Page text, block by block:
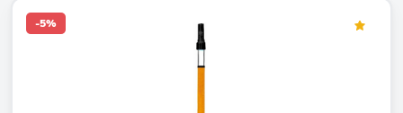
-5%